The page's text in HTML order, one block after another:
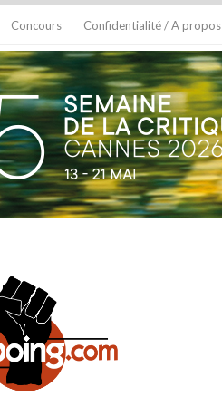
Concours Confidentialité / A propos